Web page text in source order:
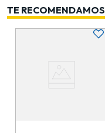
TE RECOMENDAMOS